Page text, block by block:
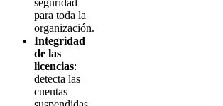
seguridad
para toda la
organización.
Integridad
de las
licencias:
detecta las
cuentas